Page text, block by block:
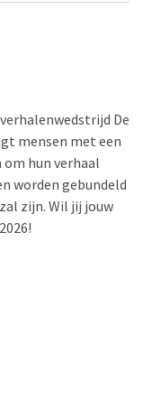
De
mensen met een
hun verhaal
worden gebundeld
zijn. Wil jij jouw